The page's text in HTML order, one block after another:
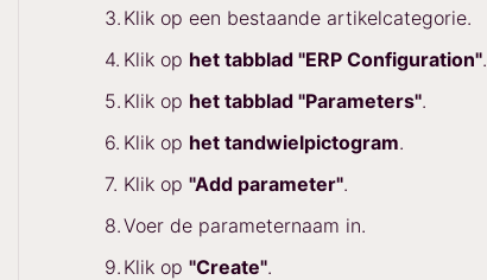
Klik op een bestaande artikelcategorie.
Klik op het tabblad "ERP Configuration".
Klik op het tabblad "Parameters".
Klik op het tandwielpictogram.
Klik op "Add parameter".
Voer de parameternaam in.
Klik op "Create".